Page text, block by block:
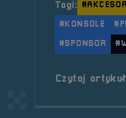
Tagi:
#KONSOLE
#SPONSOR
Czytaj artykuł